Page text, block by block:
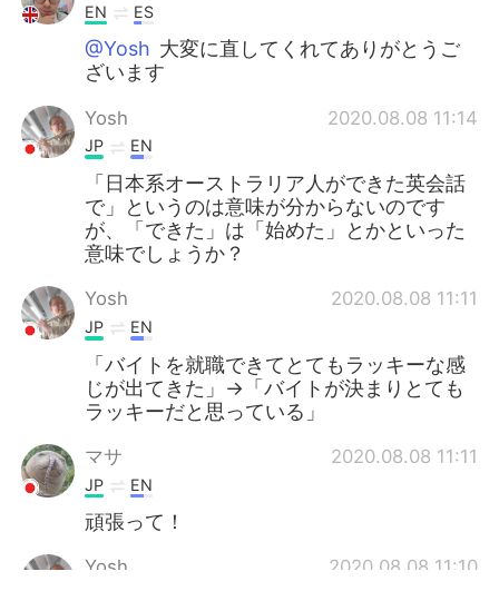
EN ES
@Yosh 大変に直してくれてありがとうご
ざいます
Yosh 2020.08.08 11:14
JP EN
「日本系オーストラリア人ができた英会話
で」というのは意味が分からないのです
が、「できた」は「始めた」とかといった
意味でしょうか？
Yosh 2020.08.08 11:11
JP EN
「バイトを就職できてとてもラッキーな感
じが出てきた」→「バイトが決まりとても
ラッキーだと思っている」
マサ 2020.08.08 11:11
JP EN
頑張って！
Yosh 2020.08.08 11:10